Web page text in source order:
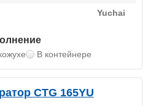
Yuchai
В контейнере
CTG 165YU